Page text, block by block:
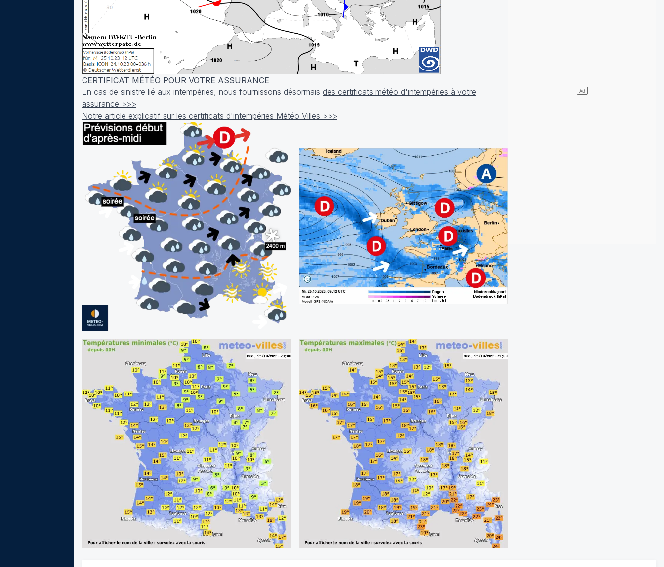
CERTIFICAT MÉTÉO POUR VOTRE ASSURANCE
En cas de sinistre lié aux intempéries, nous fournissons désormais des certificats météo d'intempéries à votre
assurance >>>
Notre article explicatif sur les certificats d'intempéries Météo Villes >>>